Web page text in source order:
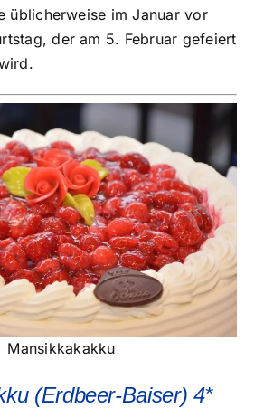
üblicherweise im Januar vor
der am 5. Februar gefeiert
Mansikkakakku
(Erdbeer-Baiser) 4*